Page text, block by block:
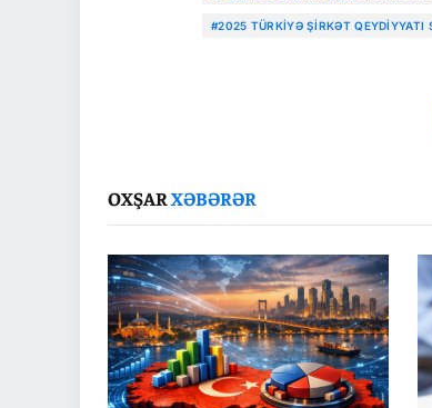
#2025 TÜRKIYƏ ŞIRKƏT QEYDIYYATI
OXŞARXƏBƏRƏR